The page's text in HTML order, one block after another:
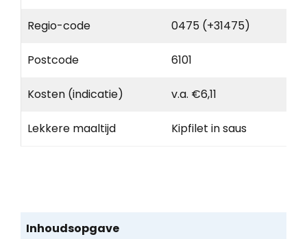
Regio-code 0475 (+31475)
Postcode 6101
Kosten (indicatie) v.a. €6,11
Lekkere maaltijd Kipfilet in saus
Inhoudsopgave